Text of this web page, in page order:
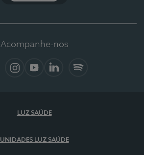
Acompanhe-nos
LUZ SAÚDE
UNIDADES LUZ SAÚDE